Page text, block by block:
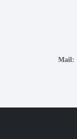
Mail: